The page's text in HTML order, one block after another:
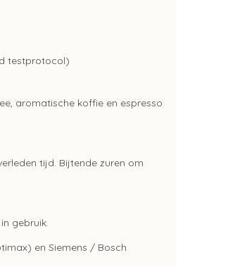
testprotocol)
aromatische koffie en espresso
tijd. Bijtende zuren om
gebruik.
en Siemens / Bosch